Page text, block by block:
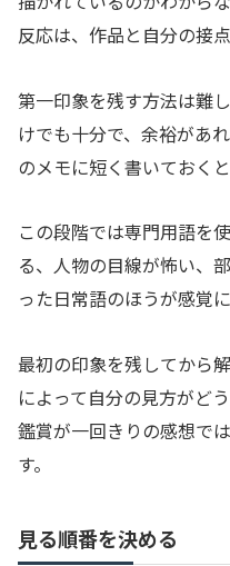
反応は、作品と自分の接
第一印象を残す方法は難
けでも十分で、余裕があ
のメモに短く書いておく
この段階では専門用語を
る、人物の目線が怖い、
った日常語のほうが感覚
最初の印象を残してから
によって自分の見方がど
鑑賞が一回きりの感想で
す。
見る順番を決める